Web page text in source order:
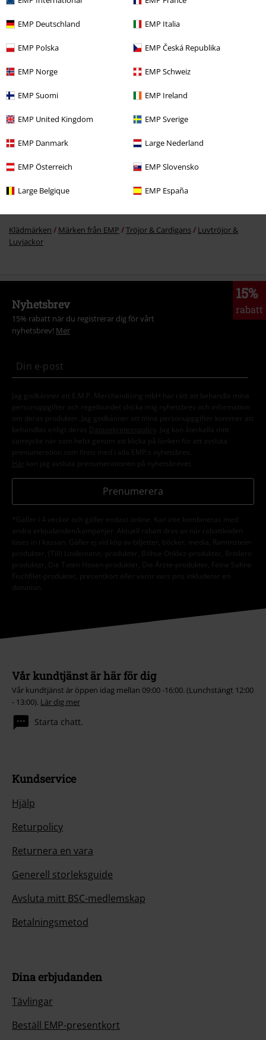
EMP Deutschland EMP Italia
EMP Polska EMP Česká Republika
EMP Norge EMP Schweiz
EMP Suomi EMP Ireland
EMP United Kingdom EMP Sverige
EMP Danmark Large Nederland
EMP Österreich EMP Slovensko
Large Belgique EMP España
Från
More categories. More options.
Luvjackor
Luvtröjor
Nytt Kläder Tröjor Luvtröjor & Luvjackor
Klädmärken Märken från EMP Rock Rebel by EMP
Klädmärken Märken från EMP Tröjor & Cardigans
Luvtröjor &
Luvjackor
15%
rabatt
Nyhetsbrev
15% rabatt när du registrerar dig för vårt
nyhetsbrev! Mer
Jag godkänner att E.M.P. Merchandising mbH har rätt att behandla mina
personuppgifter och regelbundet skicka mig nyhetsbrev och information
om deras produkter. Jag godkänner att mina personuppgifter kommer att
behandlas enligt deras
Datasekretesspolicy
. Jag kan återkalla mitt
samtycke när som helst genom att klicka på länken för att avsluta
prenumeration som finns med i alla EMP:s nyhetsbrev.
Här kan jag avsluta prenumerationen på nyhetsbrevet.
Prenumerera
*Gäller i 4 veckor och gäller endast online. Kan inte kombineras med
andra erbjudanden/kampanjer. Aktuell rabatt dras av när rabattkoden
löses in i kassan. Gäller ej vid köp av biljetter, böcker, media, Rammstein-
produkter, (Till) Lindemann,-produkter, Böhse Onklez-produkter, Broilers-
produkter, Die Toten Hosen-produkter, Die Ärzte-produkter, Feine Sahne
Fischfilet-produkter, presentkort eller varor vars pris inkluderar en
donation.
Vår kundtjänst är här för dig
Vår kundtjänst är öppen idag mellan 09:00 -16:00. (Lunchstängt 12:00
- 13:00). Lär dig mer
Starta chatt.
Kundservice
Hjälp
Returpolicy
Returnera en vara
Generell storleksguide
Avsluta mitt BSC-medlemskap
Betalningsmetod
Dina erbjudanden
Tävlingar
Beställ EMP-presentkort